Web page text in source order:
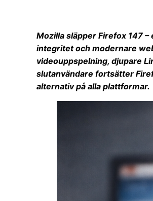
Mozilla släpper Firefox 147
integritet och modernare
videouppspelning, djupare
slutanvändare fortsätter
alternativ på alla plattformar.